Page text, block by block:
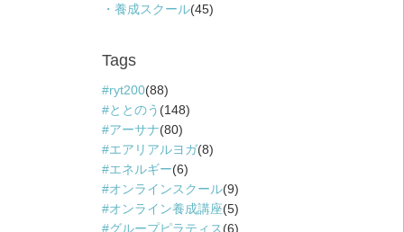
養成スクール(45)
Tags
ryt200(88)
ととのう (148)
アーサナ(80)
エアリアルヨガ(8)
エネルギー(6)
オンラインスクール(9)
オンライン養成講座(5)
グループピラティス(6)